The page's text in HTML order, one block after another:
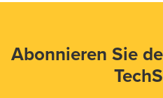
Abonnieren Sie